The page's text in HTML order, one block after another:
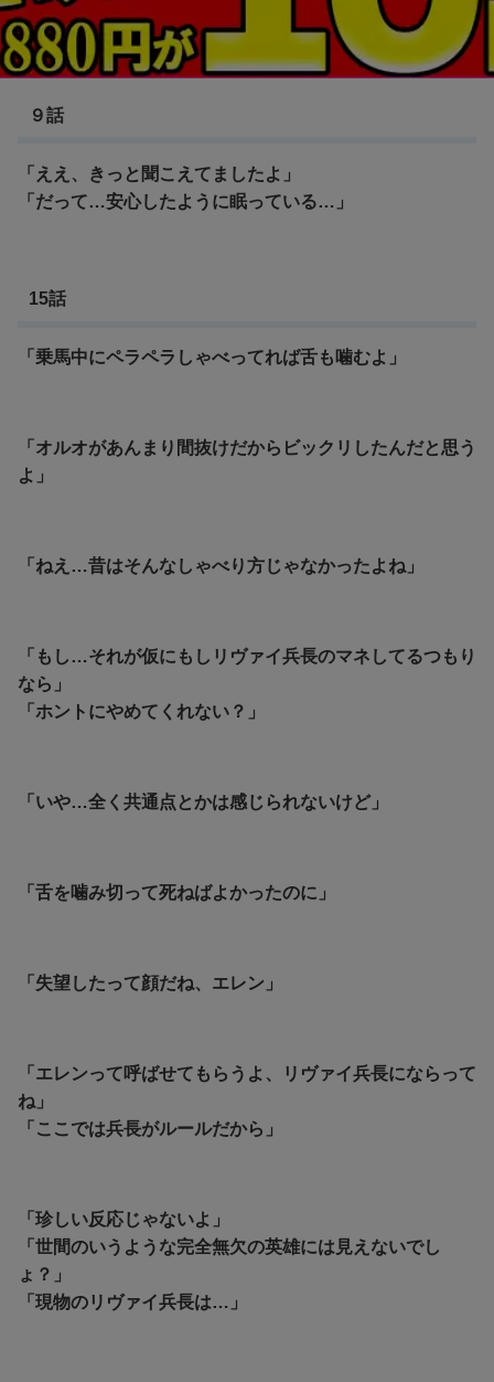
進撃の巨人
９話
「ええ、きっと聞こえてましたよ」
「だって…安心したように眠っている…」
15話
「乗馬中にペラペラしゃべってれば舌も噛むよ」
「オルオがあんまり間抜けだからビックリしたんだと思う
よ」
「ねえ…昔はそんなしゃべり方じゃなかったよね」
「もし…それが仮にもしリヴァイ兵長のマネしてるつもり
なら」
「ホントにやめてくれない？」
「 いや…全く共通点とかは感じられないけど」
「舌を噛み切って死ねばよかったのに」
「失望したって顔だね、エレン」
「エレンって呼ばせてもらうよ、リヴァイ兵長にならって
ね」
「ここでは兵長がルールだから」
「珍しい反応じゃないよ」
「世間のいうような完全無欠の英雄には見えないでし
ょ？」
「現物のリヴァイ兵長は…」